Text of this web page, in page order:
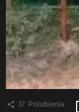
37 Polubienia